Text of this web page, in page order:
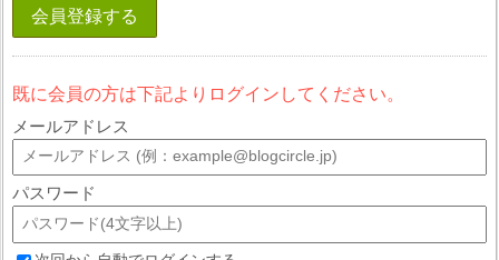
会員登録する
既に会員の方は下記よりログインしてください。
メールアドレス
パスワード